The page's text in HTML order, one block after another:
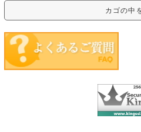
カゴの中